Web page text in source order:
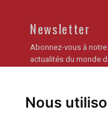
Nous
Newsletter
Abonnez-vous à
actualités du monde